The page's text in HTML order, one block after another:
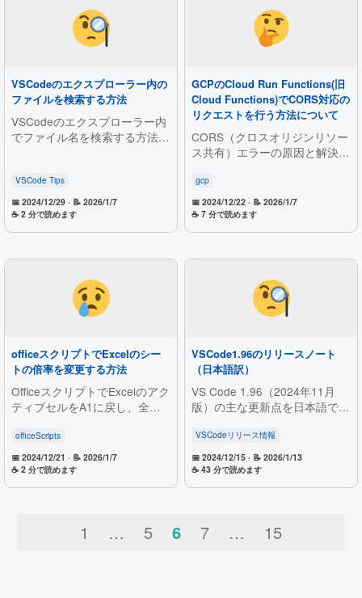
VSCodeのエクスプローラー内の
ファイルを検索する方法
VSCodeのエクスプローラー内
でファイル名を検索する方法を
ル名の一致部分がハイライトさ
れる。さらにフィルターボタン
を使えば、一致したファイルの
みを表示可能。バージョン1.94
く紹介。
VSCode Tips
📅 2024/12/29 · 📝 2026/1/7
☕ 2 分で読めます
GCPのCloud Run Functions(旧
Cloud Functions)でCORS対応の
リクエストを行う方法について
CORS（クロスオリジンリソー
ス共有）エラーの原因と解決方
Functionsを活用した具体的な
実装例や、プリフライトリクエ
ストの仕組み・回避方法を詳し
く解説します。開発環境と本番
てもわかりやすく説明。
gcp
📅 2024/12/22 · 📝 2026/1/7
☕ 7 分で読めます
officeスクリプトでExcelのシー
トの倍率を変更する方法
OfficeスクリプトでExcelのアク
ティブセルをA1に戻し、全シ
うとしたところ、2024年12月
時点ではJavaScript APIにズー
ム変更機能が未提供で実現不可
であることを解説します。代替
officeScripts
📅 2024/12/21 · 📝 2026/1/7
☕ 2 分で読めます
VSCode1.96のリリースノート
（日本語訳）
VS Code 1.96（2024年11月
版）の主な更新点を日本語で整
付きペースト、テストカバレッ
ジ、ビュー移動、ターミナルの
リガチャ対応などを紹介し、
Copilot無料プランやEdits強
VSCodeリリース情報
📅 2024/12/15 · 📝 2026/1/13
☕ 43 分で読めます
1 … 5 6 7 … 15